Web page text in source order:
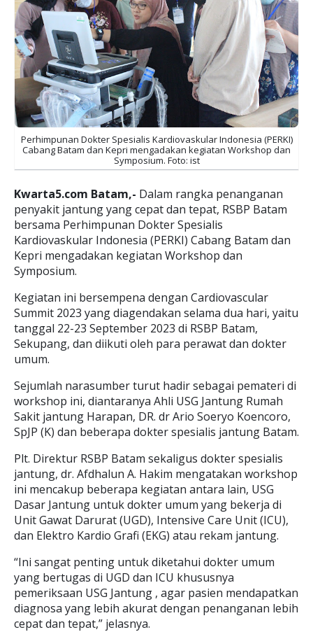
Perhimpunan Dokter Spesialis Kardiovaskular Indonesia (PERKI)
Cabang Batam dan Kepri mengadakan kegiatan Workshop dan
Symposium. Foto: ist
Kwarta5.com Batam,- Dalam rangka penanganan
penyakit jantung yang cepat dan tepat, RSBP Batam
bersama Perhimpunan Dokter Spesialis
Kardiovaskular Indonesia (PERKI) Cabang Batam dan
Kepri mengadakan kegiatan Workshop dan
Symposium.
Kegiatan ini bersempena dengan Cardiovascular
Summit 2023 yang diagendakan selama dua hari, yaitu
tanggal 22-23 September 2023 di RSBP Batam,
Sekupang, dan diikuti oleh para perawat dan dokter
umum.
Sejumlah narasumber turut hadir sebagai pemateri di
workshop ini, diantaranya Ahli USG Jantung Rumah
Sakit jantung Harapan, DR. dr Ario Soeryo Koencoro,
SpJP (K) dan beberapa dokter spesialis jantung Batam.
Plt. Direktur RSBP Batam sekaligus dokter spesialis
jantung, dr. Afdhalun A. Hakim mengatakan workshop
ini mencakup beberapa kegiatan antara lain, USG
Dasar Jantung untuk dokter umum yang bekerja di
Unit Gawat Darurat (UGD), Intensive Care Unit (ICU),
dan Elektro Kardio Grafi (EKG) atau rekam jantung.
“Ini sangat penting untuk diketahui dokter umum
yang bertugas di UGD dan ICU khususnya
pemeriksaan USG Jantung , agar pasien mendapatkan
diagnosa yang lebih akurat dengan penanganan lebih
cepat dan tepat,” jelasnya.